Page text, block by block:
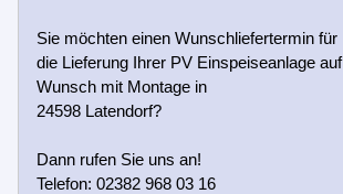
Sie möchten einen Wunschliefertermin für
die Lieferung Ihrer PV Einspeiseanlage auf
Wunsch mit Montage in
24598 Latendorf?
Dann rufen Sie uns an!
Telefon: 02382 968 03 16